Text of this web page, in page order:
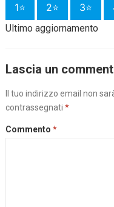
1⭐ 2⭐ 3⭐
Ultimo aggiornamento
Lascia un
Il tuo indirizzo email non
contrassegnati *
Commento *